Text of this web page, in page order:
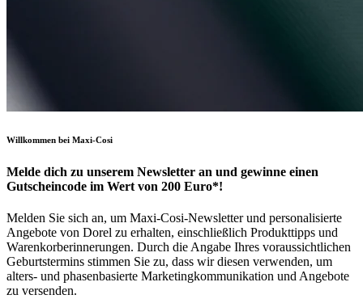
Willkommen bei Maxi-Cosi
Melde dich zu unserem Newsletter an und gewinne einen
Gutscheincode im Wert von 200 Euro*!
Melden Sie sich an, um Maxi-Cosi-Newsletter und personalisierte
Angebote von Dorel zu erhalten, einschließlich Produkttipps und
Warenkorberinnerungen. Durch die Angabe Ihres voraussichtlichen
Geburtstermins stimmen Sie zu, dass wir diesen verwenden, um
alters- und phasenbasierte Marketingkommunikation und Angebote
zu versenden.